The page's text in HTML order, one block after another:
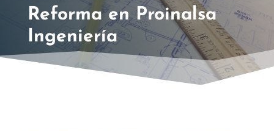
Reforma en Proinalsa
Ingeniería